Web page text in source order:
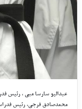
عبدالیو سارسا مبی ، رئیس
محمدصادق فرجی، رئیس